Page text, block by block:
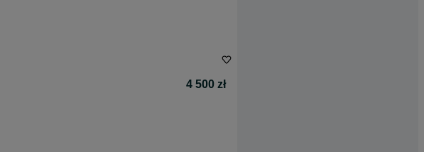
4 500 zł